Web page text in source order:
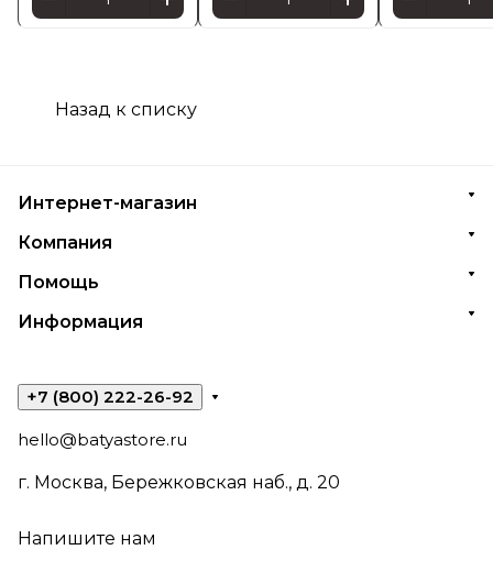
Назад к списку
Интернет-магазин
Компания
Помощь
Информация
+7 (800) 222-26-92
hello@batyastore.ru
г. Москва, Бережковская наб., д. 20
Напишите нам